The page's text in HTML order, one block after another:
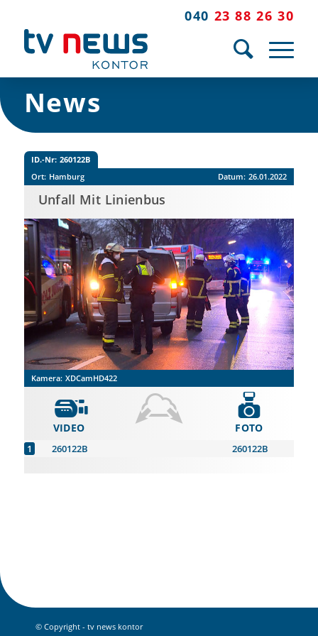
040 23 88 26 30
News
ID.-Nr: 260122B
Ort: Hamburg Datum: 26.01.2022
Unfall Mit Linienbus
Kamera: XDCamHD422
VIDEO
260122B
FOTO
260122B
© Copyright - tv news kontor